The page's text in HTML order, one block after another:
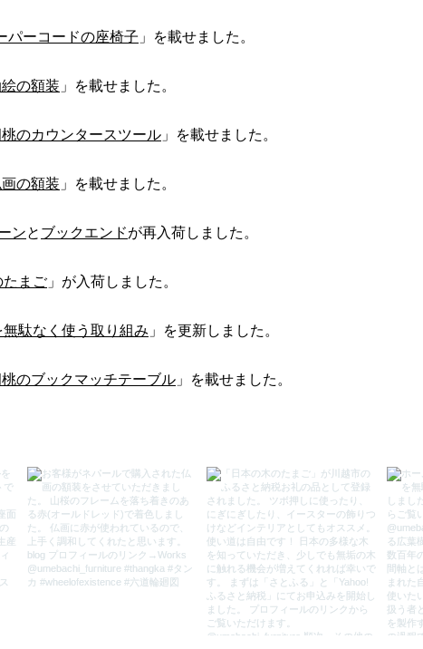
パーコードの座椅子 」を載せました。
の額装 」を載せました。
のカウンタースツール 」を載せました。
の額装 」を載せました。
ンと ブックエンドが再入荷しました。
たまご 」が入荷しました。
無駄なく使う取り組み 」を更新しました。
のブックマッチテーブル 」を載せました。